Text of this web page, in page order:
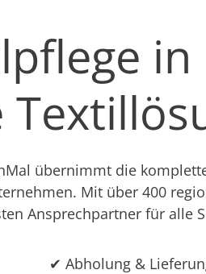
übernimmt die
Mit über 400
Ansprechpartner für alle
✔ Abholung &